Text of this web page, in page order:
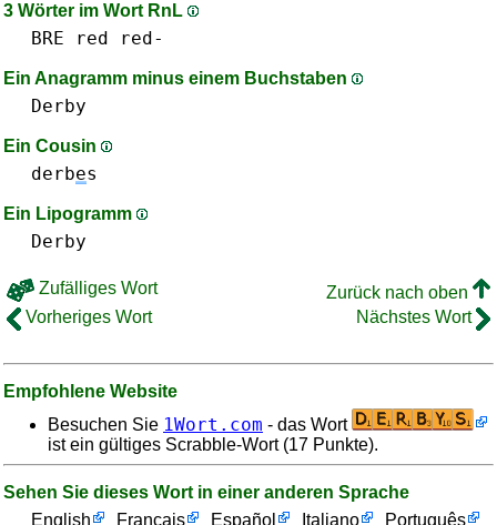
3 Wörter im Wort RnL
BRE red red-
Ein Anagramm minus einem Buchstaben
Derby
Ein Cousin
derbes
Ein Lipogramm
Derby
Zufälliges Wort
Zurück nach oben
Vorheriges Wort
Nächstes Wort
Empfohlene Website
Besuchen Sie 1Wort.com - das Wort
ist ein gültiges Scrabble-Wort (17 Punkte).
Sehen Sie dieses Wort in einer anderen Sprache
English
Français Español Italiano Português